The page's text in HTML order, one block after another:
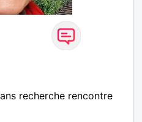
recherche rencontre